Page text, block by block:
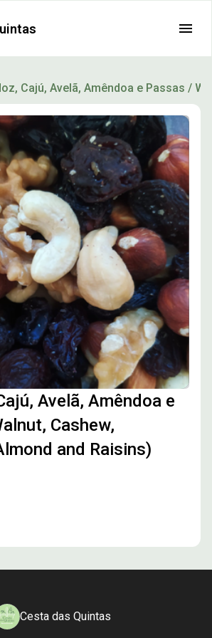
Cajú, Avelã, Amêndoa e Passas /
Avelã, Amêndoa e
Cashew,
and Raisins)
Cesta das Quintas